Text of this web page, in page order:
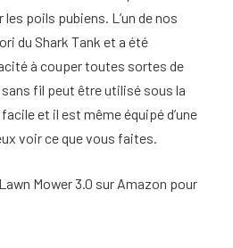
poils pubiens. L’un de nos
du Shark Tank et a été
à couper toutes sortes de
fil peut être utilisé sous la
et il est même équipé d’une
voir ce que vous faites.
Mower 3.0 sur Amazon pour